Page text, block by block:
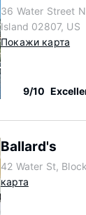
36 Water Street
Island 02807, US
Покажи карта
9/10
Ballard's
42 Water St,
карта